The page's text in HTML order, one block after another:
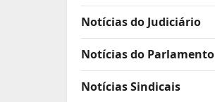
Notícias do Judiciário
Notícias do Parlamento
Notícias Sindicais